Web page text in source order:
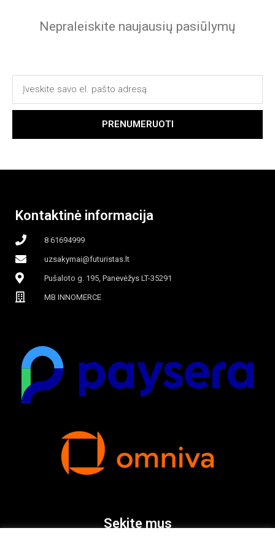
Nepraleiskite naujausių pasiūlymų
PRENUMERUOTI
Kontaktinė informacija
8 61694999
uzsakymai@futuristas.lt
Pušaloto g. 195, Panevėžys LT-35291
MB INNOMERCE
Sekite mus